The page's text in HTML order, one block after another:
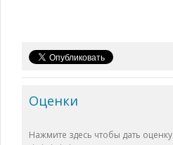
Оценки
Нажмите здесь чтобы дать оценку